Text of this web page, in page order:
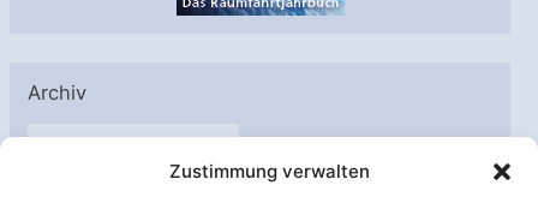
Zustimmung verwalten
Archiv
A